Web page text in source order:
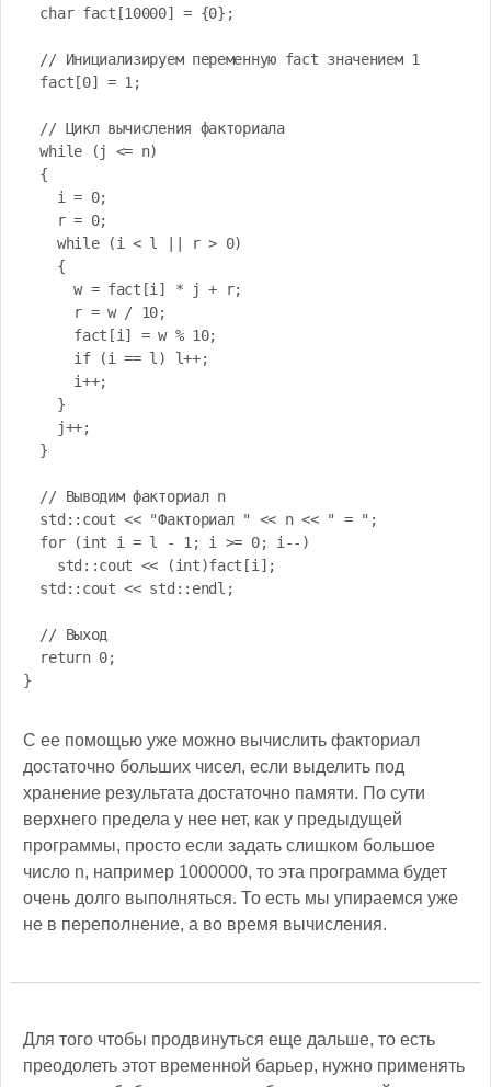
  char fact[10000] = {0};
  // Инициализируем переменную fact значением 1
  fact[0] = 1;
  // Цикл вычисления факториала
  while (j <= n)
  {
    i = 0;
    r = 0;
    while (i < l || r > 0)
    {
      w = fact[i] * j + r;
      r = w / 10;
      fact[i] = w % 10;
      if (i == l) l++;
      i++;
    }
    j++;
  }
  // Выводим факториал n
  std::cout << "Факториал " << n << " = ";
  for (int i = l - 1; i >= 0; i--)
    std::cout << (int)fact[i];
  std::cout << std::endl;
  // Выход
  return 0;
}
С ее помощью уже можно вычислить факториал
достаточно больших чисел, если выделить под
хранение результата достаточно памяти. По сути
верхнего предела у нее нет, как у предыдущей
программы, просто если задать слишком большое
число n, например 1000000, то эта программа будет
очень долго выполняться. То есть мы упираемся уже
не в переполнение, а во время вычисления.
Для того чтобы продвинуться еще дальше, то есть
преодолеть этот временной барьер, нужно применять